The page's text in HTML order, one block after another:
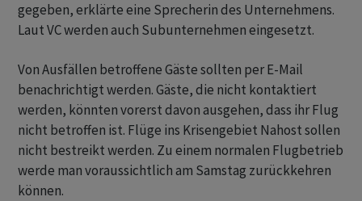
gegeben, erklärte eine Sprecherin des Unternehmens.
Laut VC werden auch Subunternehmen eingesetzt.
Von Ausfällen betroffene Gäste sollten per E-Mail
benachrichtigt werden. Gäste, die nicht kontaktiert
werden, könnten vorerst davon ausgehen, dass ihr Flug
nicht betroffen ist. Flüge ins Krisengebiet Nahost sollen
nicht bestreikt werden. Zu einem normalen Flugbetrieb
werde man voraussichtlich am Samstag zurückkehren
können.